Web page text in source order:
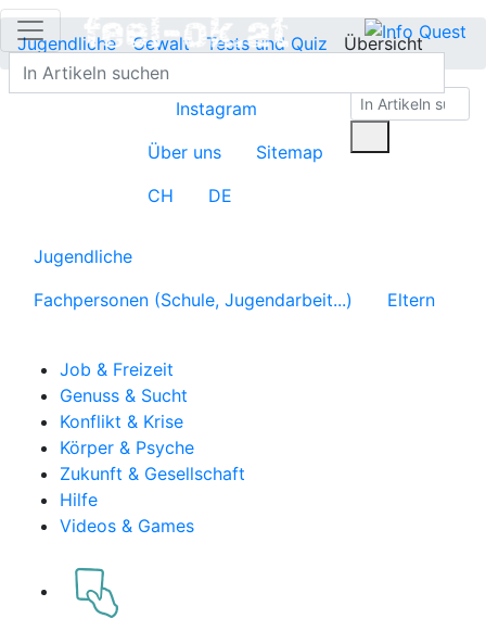
Jugendliche Gewalt Tests und Quiz Übersicht
Instagram
Über uns
Sitemap
CH
DE
Jugendliche
Fachpersonen (Schule, Jugendarbeit...)
Eltern
Job & Freizeit
Genuss & Sucht
Konflikt & Krise
Körper & Psyche
Zukunft & Gesellschaft
Hilfe
Videos & Games